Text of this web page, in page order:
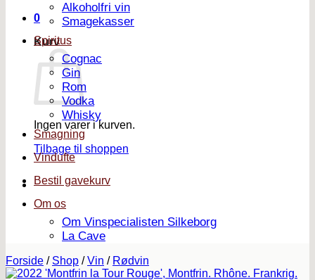
0
Kurv
Ingen varer i kurven.
Tilbage til shoppen
Alkoholfri vin
Smagekasser
Spiritus
Cognac
Gin
Rom
Vodka
Whisky
Smagning
Vindufte
Bestil gavekurv
Om os
Om Vinspecialisten Silkeborg
La Cave
Forside / Shop / Vin / Rødvin